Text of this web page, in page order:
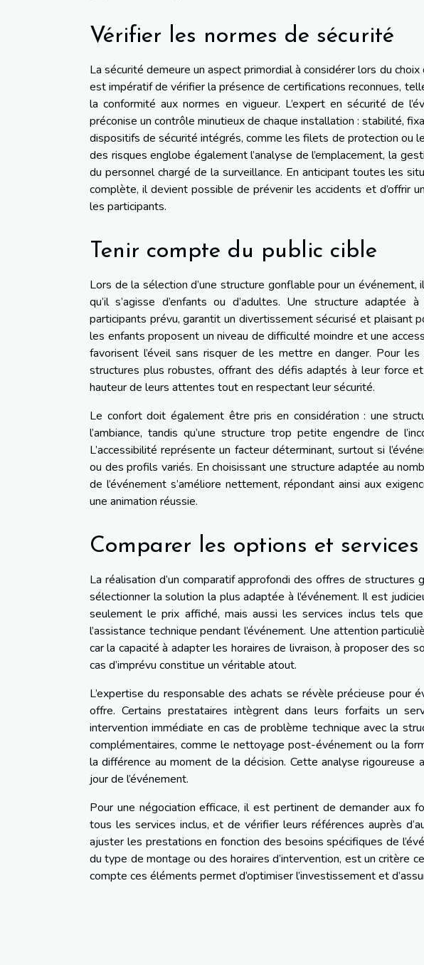
Vérifier les normes de sécurité
La sécurité demeure un aspect primordial à considérer lors du
est impératif de vérifier la présence de certifications reconnues,
la conformité aux normes en vigueur. L’expert en sécurité de
préconise un contrôle minutieux de chaque installation : stabilité,
dispositifs de sécurité intégrés, comme les filets de protection ou
des risques englobe également l’analyse de l’emplacement, la
du personnel chargé de la surveillance. En anticipant toutes les
complète, il devient possible de prévenir les accidents et d’offrir
les participants.
Tenir compte du public cible
Lors de la sélection d’une structure gonflable pour un
qu’il s’agisse d’enfants ou d’adultes. Une structure adaptée
participants prévu, garantit un divertissement sécurisé et plaisant
les enfants proposent un niveau de difficulté moindre et une
favorisent l’éveil sans risquer de les mettre en danger. Pour
structures plus robustes, offrant des défis adaptés à leur force
hauteur de leurs attentes tout en respectant leur sécurité.
Le confort doit également être pris en considération : une
l’ambiance, tandis qu’une structure trop petite engendre de
L’accessibilité représente un facteur déterminant, surtout si
ou des profils variés. En choisissant une structure adaptée au
de l’événement s’améliore nettement, répondant ainsi aux
une animation réussie.
Comparer les options et services
La réalisation d’un comparatif approfondi des offres de
sélectionner la solution la plus adaptée à l’événement. Il est
seulement le prix affiché, mais aussi les services inclus tels
l’assistance technique pendant l’événement. Une attention
car la capacité à adapter les horaires de livraison, à proposer des
cas d’imprévu constitue un véritable atout.
L’expertise du responsable des achats se révèle précieuse pour
offre. Certains prestataires intègrent dans leurs forfaits un
intervention immédiate en cas de problème technique avec la
complémentaires, comme le nettoyage post-événement ou la
la différence au moment de la décision. Cette analyse rigoureuse
jour de l’événement.
Pour une négociation efficace, il est pertinent de demander aux
tous les services inclus, et de vérifier leurs références auprès
ajuster les prestations en fonction des besoins spécifiques de
du type de montage ou des horaires d’intervention, est un critère
compte ces éléments permet d’optimiser l’investissement et